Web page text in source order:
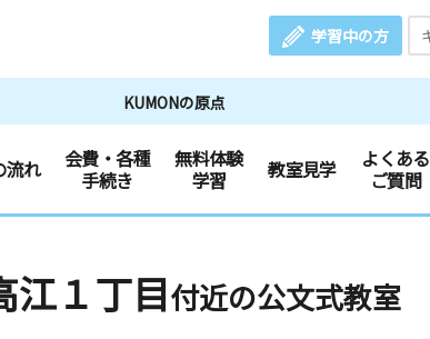
学習中の方
KUMONの原点
流れ
会費・各種
手続き
無料体験
学習
教室見学
よくある
ご質問
江１丁目付近の公文式教室